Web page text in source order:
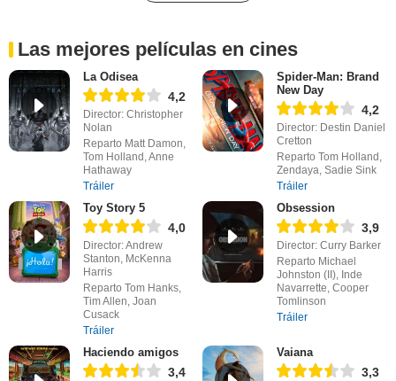
Las mejores películas en cines
La Odisea
4,2
Director: Christopher
Nolan
Reparto Matt Damon,
Tom Holland, Anne
Hathaway
Tráiler
Spider-Man: Brand
New Day
4,2
Director: Destin Daniel
Cretton
Reparto Tom Holland,
Zendaya, Sadie Sink
Tráiler
Toy Story 5
4,0
Director: Andrew
Stanton, McKenna
Harris
Reparto Tom Hanks,
Tim Allen, Joan
Cusack
Tráiler
Obsession
3,9
Director: Curry Barker
Reparto Michael
Johnston (II), Inde
Navarrette, Cooper
Tomlinson
Tráiler
Haciendo amigos
3,4
Vaiana
3,3